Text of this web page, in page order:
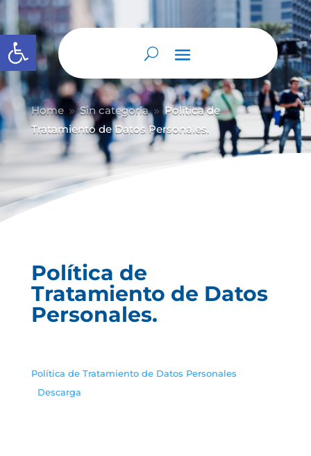
Abrir barra de herramientas
Home 9 Sin categoría 9 Política de
Tratamiento de Datos Personales.
Política de
Tratamiento de Datos
Personales.
Política de Tratamiento de Datos Personales
Descarga